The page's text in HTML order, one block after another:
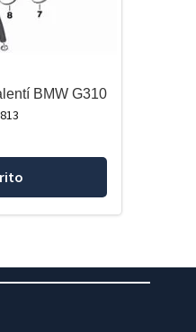
BMW G310